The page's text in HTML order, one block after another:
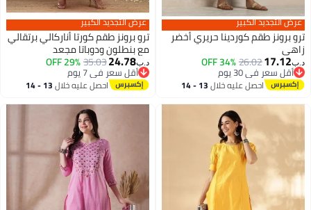
عرض التجديد الكبير
ترو برونز طقم كوردينا حريري أخضر
زاهي
د.ب‏17.12
26.02
34% OFF
أقل سعر في 30 يوم
أقل سعر في 30 يوماحصل عليه خلال 13 - 14
عرض التجديد الكبير
ترو برونز طقم كورتا أناركالي برتقالي
مع بنطلون ودوباتا مجعد
د.ب‏24.78
35.03
29% OFF
أقل سعر في 7 يوم
أقل سعر في 7 يوماحصل عليه خلال 13 - 14